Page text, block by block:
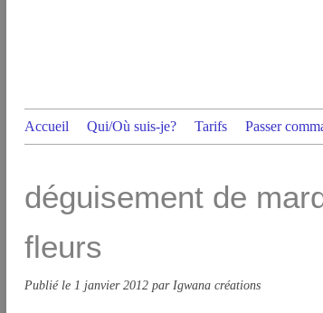
Accueil Qui/Où suis-je? Tarifs Passer
déguisement de
fleurs
Publié le 1 janvier 2012 par Igwana créations